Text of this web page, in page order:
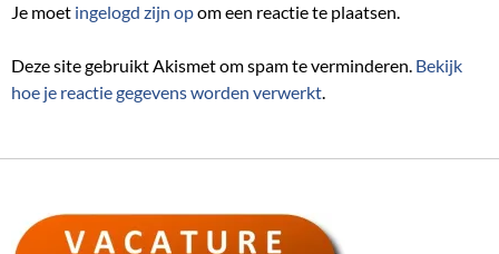
Je moet ingelogd zijn opom een reactie te plaatsen.
Deze site gebruikt Akismet om spam te verminderen. Bekijk
hoe je reactie gegevens worden verwerkt.